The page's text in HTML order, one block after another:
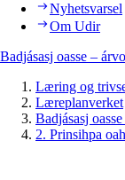
Nyhetsvarsel
Om Udir
Badjásasj oasse –
Læring og
Læreplanverket
Badjásasj
2. Prinsihpa